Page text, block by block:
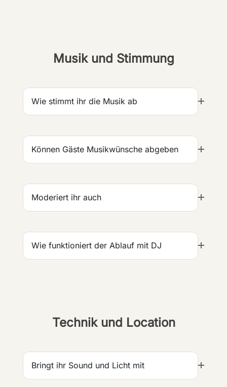
Musik und Stimmung
Wie stimmt ihr die Musik ab
Können Gäste Musikwünsche abgeben
Moderiert ihr auch
Wie funktioniert der Ablauf mit DJ
Technik und Location
Bringt ihr Sound und Licht mit